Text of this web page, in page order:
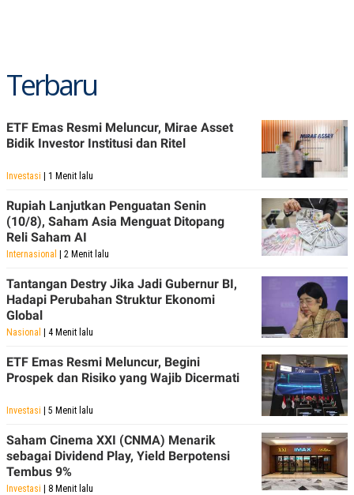
SIBER
PRIVACY
Terbaru
ETF Emas Resmi Meluncur, Mirae Asset
Bidik Investor Institusi dan Ritel
Investasi | 1 Menit lalu
Rupiah Lanjutkan Penguatan Senin
(10/8), Saham Asia Menguat Ditopang
Reli Saham AI
Internasional | 2 Menit lalu
Tantangan Destry Jika Jadi Gubernur BI,
Hadapi Perubahan Struktur Ekonomi
Global
Nasional | 4 Menit lalu
ETF Emas Resmi Meluncur, Begini
Prospek dan Risiko yang Wajib Dicermati
Investasi | 5 Menit lalu
Saham Cinema XXI (CNMA) Menarik
sebagai Dividend Play, Yield Berpotensi
Tembus 9%
Investasi | 8 Menit lalu